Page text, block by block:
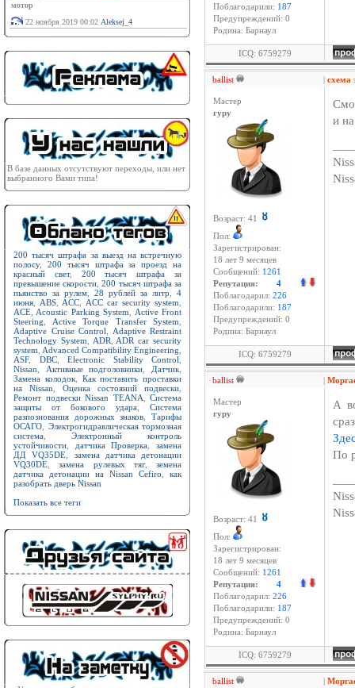
мотор
22 ноября 2019 00:02 Aleksej_4
В базе данных отсутствуют переходы, или нет
выбранного Вами типа!
200 тысяч штрафа за выезд на встречную
полосу, 200 тысяч штрафа за проезд на
красный свет, 200 тысяч штрафа за
превышение скорости ,200 тысяч штрафа за
пьянство за рулем
28 рублей за литр
4
июня
ABS ACC ACC car security system
ACE Acoustic Parking System
Active Front
Steering
Active Torque Transfer System
Adaptive Cruise Control
Adaptive Restraint
Technology System
ADR
ADR car security
system Advanced Compatibility Engineering
ASF, DBC, Electronic Stability Control
Nissan
Активные подголовники Датчик
Замена колодок, Как поставить проставки
на Nissan
Оценка состояний подвески
Ремонт подвески Nissan TEANA
Система
защиты от бокового удара
Система
разпознования дорожных знаков ,Тарифы
ОСАГО
Электрогидравлическая тормозная
система
Электронный контроль
устойчивости
датчика Проверка ,замена
ДД VQ35DE
замена датчика детонации
VQ30DE ,замена рулевых тяг, земена
датчика детонации на Nissan Cefiro
как
разобрать дверь Nissan
Показать все теги
Поблагодарили: 187
Предупреждений: 0
Родина: Барнаул
ICQ: 6759279
ballist | схема
Мастер
гуру
Возраст: 41
Пол:
Зарегистрирован:
18 лет 9 месяцев
Сообщений: 1261
Репутация: 4
Поблагодарил: 226
Поблагодарили: 187
Предупреждений: 0
Родина: Барнаул
и
ICQ: 6759279
ballist |
Мастер
гуру
Возраст: 41
Пол:
Зарегистрирован:
18 лет 9 месяцев
Сообщений: 1261
Репутация: 4
Поблагодарил: 226
Поблагодарили: 187
Предупреждений: 0
Родина: Барнаул
А
По
ICQ: 6759279
ballist |